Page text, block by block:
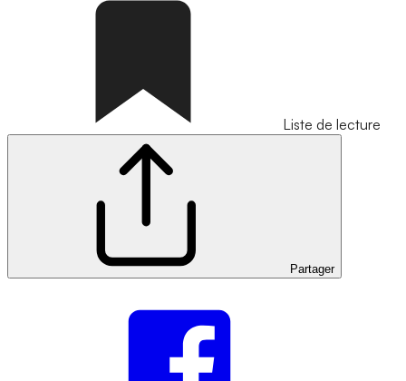
Liste de lecture
Partager